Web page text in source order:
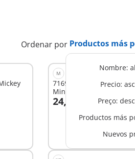
Ordenar por
Nombre:
Precio:
Preço:
Productos más
Nuevos
M
71697 - JUNIOR &
Minnie Tren Nube
24,99 €
A la cesta